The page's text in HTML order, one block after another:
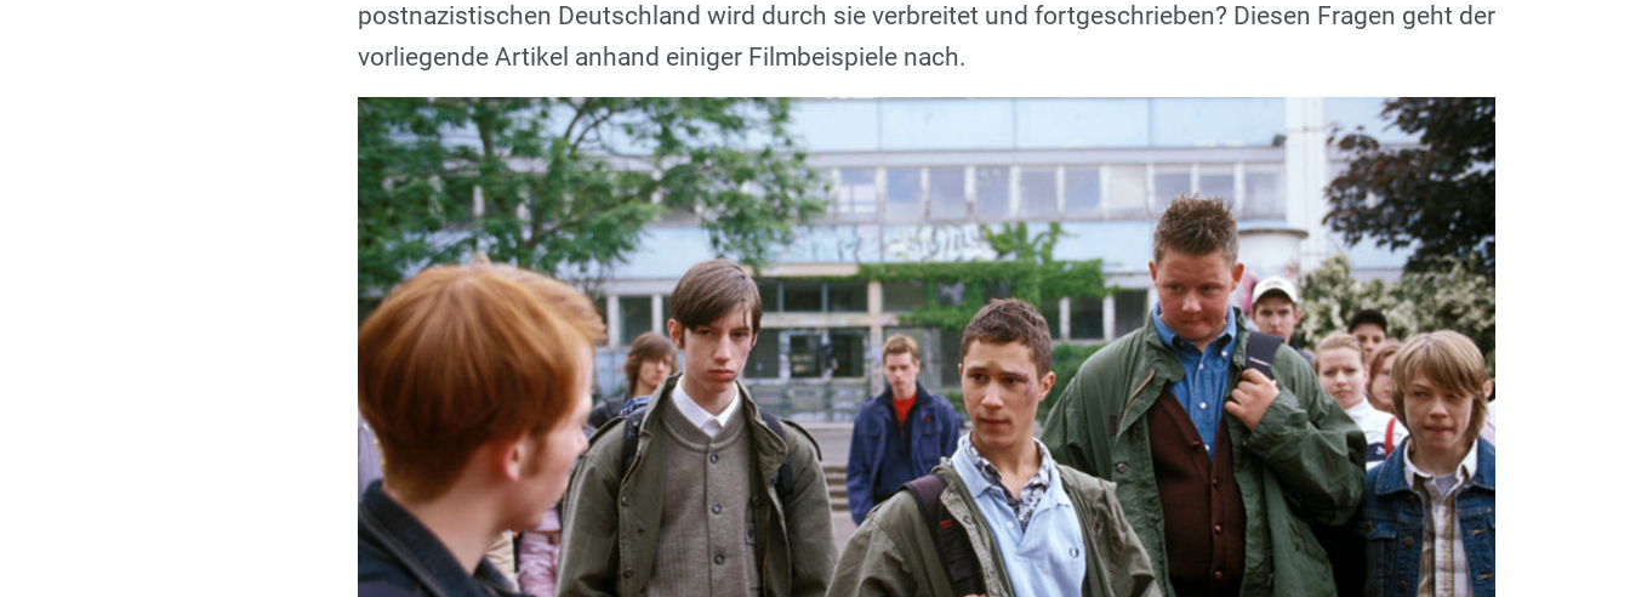
postnazistischen Deutschland wird durch sie verbreitet und fortgeschrieben? Diesen Fragen geht der
vorliegende Artikel anhand einiger Filmbeispiele nach.